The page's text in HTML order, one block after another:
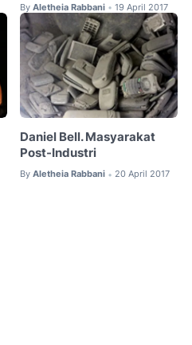
By Aletheia Rabbani • 19 April 2017
Daniel Bell. Masyarakat
Post-Industri
By Aletheia Rabbani • 20 April 2017